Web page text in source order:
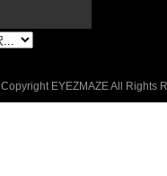
Copyright EYEZMAZE All Rights